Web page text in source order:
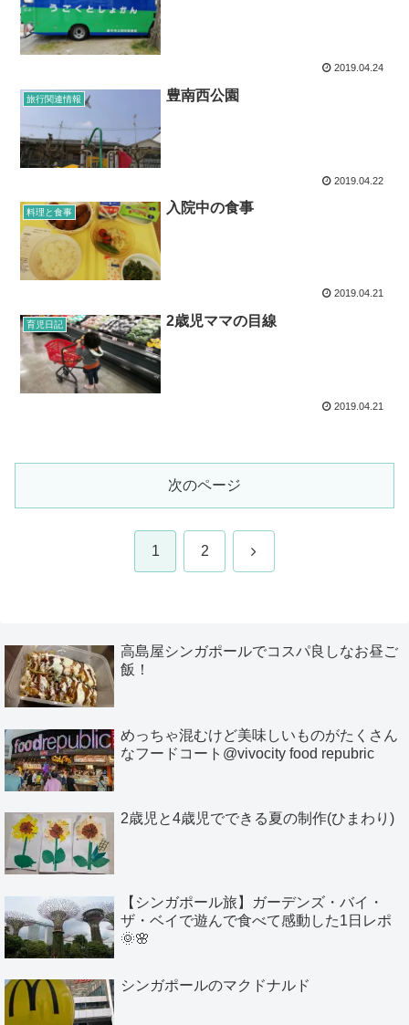
2019.04.24
旅行関連情報 豊南西公園
2019.04.22
料理と食事 入院中の食事
2019.04.21
育児日記 2歳児ママの目線
2019.04.21
次のページ
1 2 次
高島屋シンガポールでコスパ良しなお昼ご
飯！
めっちゃ混むけど美味しいものがたくさん
なフードコート@vivocity food repubric
2歳児と4歳児でできる夏の制作(ひまわり)
【シンガポール旅】ガーデンズ・バイ・
ザ・ベイで遊んで食べて感動した1日レポ
🌞🌸
シンガポールのマクドナルド